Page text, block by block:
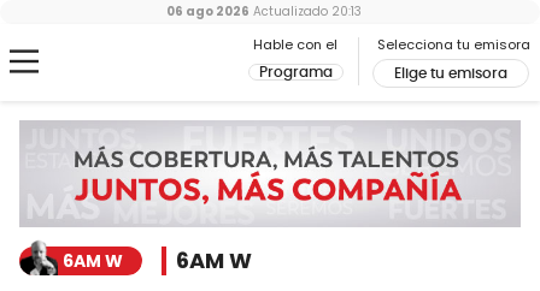
Hable con el
Programa
Selecciona tu emisora
Elige tu emisora
06 ago 2026 Actualizado 20:13
6AM W 6AM W